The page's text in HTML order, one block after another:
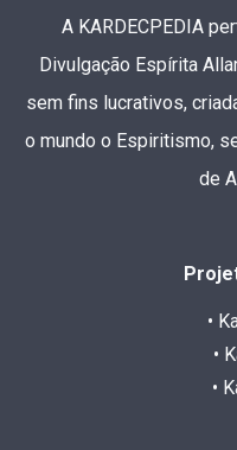
A KARDECPEDIA
Divulgação Espírita
sem fins lucrativos,
o mundo o Espiritismo,
de
•
•
•